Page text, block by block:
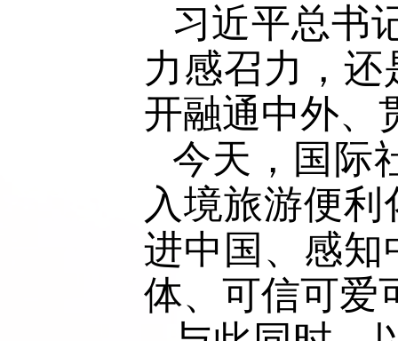
习近平总书
力感召力，
开融通中外、
今天，国际
入境旅游便
进中国、感知
体、可信可爱